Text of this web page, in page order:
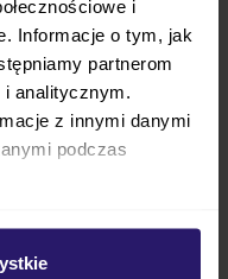
i
Informacje o tym, jak
partnerom
analitycznym.
z innymi danymi
podczas